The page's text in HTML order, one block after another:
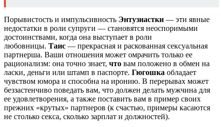
Порывистость и импульсивность Энтузиастки — эти явные
недостатки в роли супруги — становятся неоспоримыми
достоинствами, когда она выступает в роли
любовницы. Таис — прекрасная и раскованная сексуальная
партнерша. Ваши отношения может омрачить только ее
рационализм: она точно знает, что вам положено в обмен на
ласки, деньги или штамп в паспорте. Гюгошка обладает
чувством юмора и способна на иронию. В перерывах может
беззастенчиво поведать вам, что должен делать мужчина для
ее удовлетворения, а также поставить вам в пример своих
прежних «крутых» партнеров (к счастью, примеры касаются
не столько секса, сколько зарплат и должностей).